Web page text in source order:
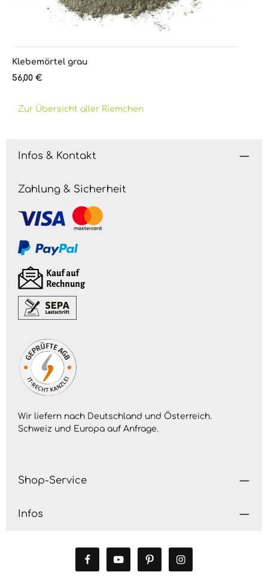
Klebemörtel grau
Regulärer Preis:
56,00 €
Zur Übersicht aller Riemchen
Infos & Kontakt
Zahlung & Sicherheit
Wir liefern nach Deutschland und Österreich.
Schweiz und Europa auf Anfrage.
Shop-Service
Infos